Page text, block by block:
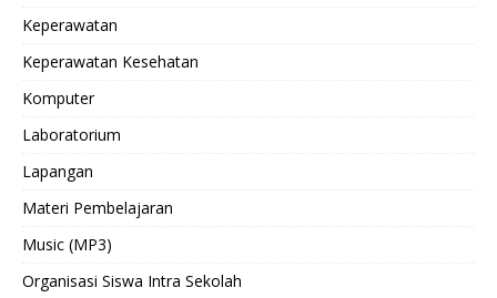
Keperawatan
Keperawatan Kesehatan
Komputer
Laboratorium
Lapangan
Materi Pembelajaran
Music (MP3)
Organisasi Siswa Intra Sekolah